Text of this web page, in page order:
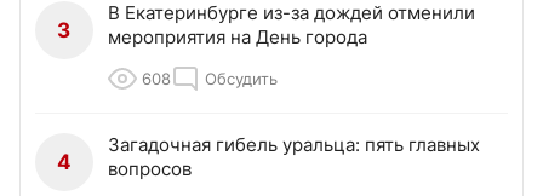
3
В Екатеринбурге из-за дождей отменили
мероприятия на День города
608 Обсудить
4
Загадочная гибель уральца: пять главных
вопросов